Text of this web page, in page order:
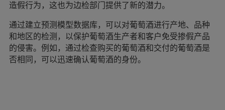
造假行为，这也为边检部门提供了新的潜力。
通过建立预测模型数据库，可以对葡萄酒进行产地、品种
和地区的检测，以保护葡萄酒生产者和客户免受掺假产品
的侵害。例如，通过检查购买的葡萄酒和交付的葡萄酒是
否相同，可以迅速确认葡萄酒的身份。